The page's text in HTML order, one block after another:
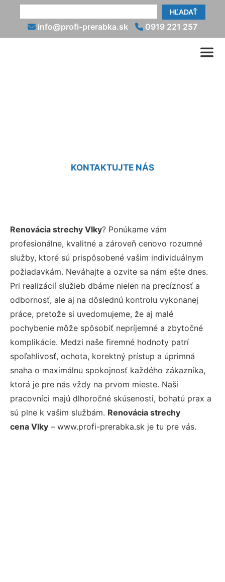
HĽADAŤ
info@profi-prerabka.sk 0919 221 257
KONTAKTUJTE NÁS
Renovácia strechy Vlky? Ponúkame vám
profesionálne, kvalitné a zároveň cenovo rozumné
služby, ktoré sú prispôsobené vašim individuálnym
požiadavkám. Neváhajte a ozvite sa nám ešte dnes.
Pri realizácií služieb dbáme nielen na precíznosť a
odbornosť, ale aj na dôslednú kontrolu vykonanej
práce, pretože si uvedomujeme, že aj malé
pochybenie môže spôsobiť nepríjemné a zbytočné
komplikácie. Medzi naše firemné hodnoty patrí
spoľahlivosť, ochota, korektný prístup a úprimná
snaha o maximálnu spokojnosť každého zákazníka,
ktorá je pre nás vždy na prvom mieste. Naši
pracovníci majú dlhoročné skúsenosti, bohatú prax a
sú plne k vašim službám. Renovácia strechy
cena Vlky – www.profi-prerabka.sk je tu pre vás.